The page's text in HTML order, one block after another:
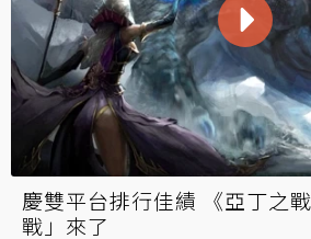
慶雙平台排行佳績 《亞丁之
戰」來了